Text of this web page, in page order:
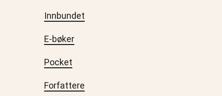
Innbundet
E-bøker
Pocket
Forfattere